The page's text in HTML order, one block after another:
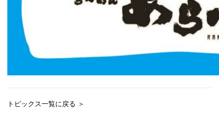
トピックス一覧に戻る ＞